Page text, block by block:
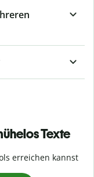
Texte
erreichen kannst